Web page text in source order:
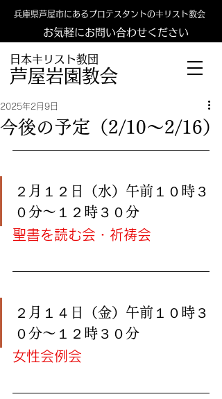
日本キリスト教団
​​芦屋岩園教会
兵庫県芦屋市にあるプロテスタントのキリスト教会
お気軽にお問い合わせください
今後の予定（2/10〜2/16）
2025年2月9日
２月１２日（水）午前１０時３
０分〜１２時３０分
聖書を読む会・祈祷会
２月１４日（金）午前１０時３
０分〜１２時３０分
女性会例会